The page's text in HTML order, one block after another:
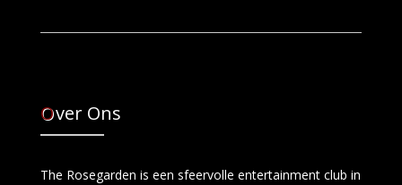
Over Ons
The Rosegarden is een sfeervolle entertainment club in